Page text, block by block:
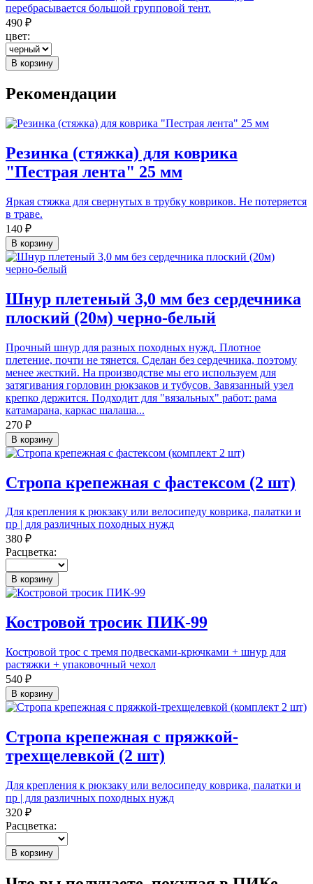
перебрасывается большой групповой тент.
490 ₽
цвет:
В корзину
Рекомендации
Резинка (стяжка) для коврика
"Пестрая лента" 25 мм
Яркая стяжка для свернутых в трубку ковриков. Не потеряется
в траве.
140 ₽
В корзину
Шнур плетеный 3,0 мм без сердечника
плоский (20м) черно-белый
Прочный шнур для разных походных нужд. Плотное
плетение, почти не тянется. Сделан без сердечника, поэтому
менее жесткий. На производстве мы его используем для
затягивания горловин рюкзаков и тубусов. Завязанный узел
крепко держится. Подходит для "вязальных" работ: рама
катамарана, каркас шалаша...
270 ₽
В корзину
Стропа крепежная с фастексом (2 шт)
Для крепления к рюкзаку или велосипеду коврика, палатки и
пр | для различных походных нужд
380 ₽
Расцветка:
В корзину
Костровой тросик ПИК-99
Костровой трос с тремя подвесками-крючками + шнур для
растяжки + упаковочный чехол
540 ₽
В корзину
Стропа крепежная с пряжкой-
трехщелевкой (2 шт)
Для крепления к рюкзаку или велосипеду коврика, палатки и
пр | для различных походных нужд
320 ₽
Расцветка:
В корзину